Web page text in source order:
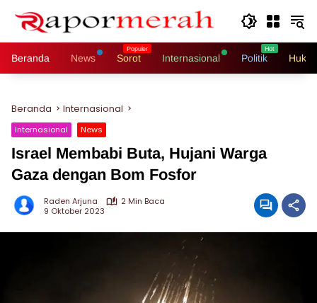
Beranda News Sorot Internasional Politik
Beranda Internasional
Internasional News
Israel Membabi Buta, Hujani Warga
Gaza dengan Bom Fosfor
Raden Arjuna
2 Min Baca
9 Oktober 2023